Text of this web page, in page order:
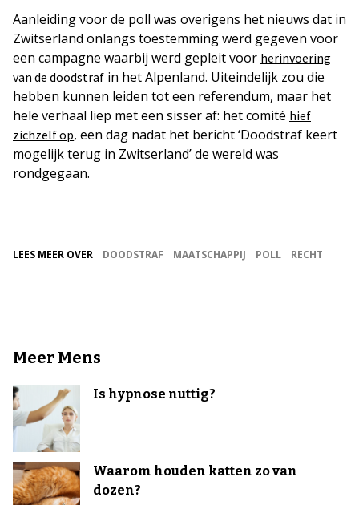
Aanleiding voor de poll was overigens het nieuws dat in
Zwitserland onlangs toestemming werd gegeven voor
een campagne waarbij werd gepleit voor herinvoering
van de doodstraf in het Alpenland. Uiteindelijk zou die
hebben kunnen leiden tot een referendum, maar het
hele verhaal liep met een sisser af: het comité hief
zichzelf op, een dag nadat het bericht ‘Doodstraf keert
mogelijk terug in Zwitserland’ de wereld was
rondgegaan.
LEES MEER OVER DOODSTRAF MAATSCHAPPIJ POLL RECHT
Meer Mens
Is hypnose nuttig?
Waarom houden katten zo van
dozen?